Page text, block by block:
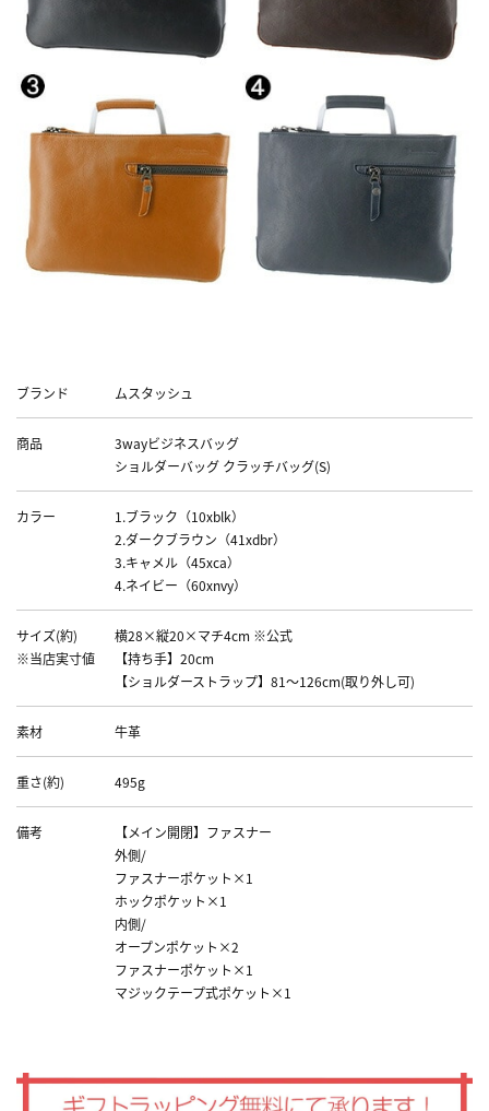
ブランド
ムスタッシュ
商品
3wayビジネスバッグ
ショルダーバッグ クラッチバッグ(S)
カラー
1.ブラック（10xblk）
2.ダークブラウン（41xdbr）
3.キャメル（45xca）
4.ネイビー（60xnvy）
サイズ(約)
※当店実寸値
横28×縦20×マチ4cm ※公式
【持ち手】20cm
【ショルダーストラップ】81～126cm(取り外し可)
素材 牛革
重さ(約) 495g
備考
【メイン開閉】ファスナー
外側/
ファスナーポケット×1
ホックポケット×1
内側/
オープンポケット×2
ファスナーポケット×1
マジックテープ式ポケット×1